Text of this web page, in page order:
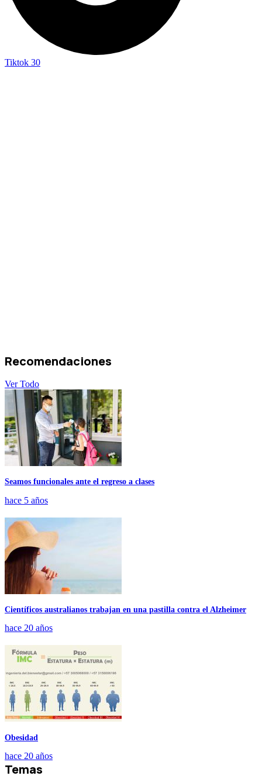
Tiktok 30
Recomendaciones
Ver Todo
Seamos funcionales ante el regreso a clases
hace 5 años
Científicos australianos trabajan en una pastilla contra el Alzheimer
hace 20 años
Obesidad
hace 20 años
Temas